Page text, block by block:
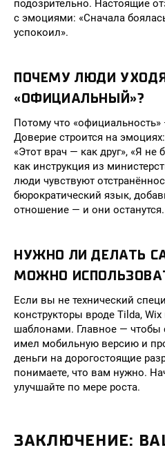
подозрительно. Настоящие
с эмоциями: «Сначала
успокоил».
ПОЧЕМУ ЛЮДИ
«ОФИЦИАЛЬНЫЙ»?
Потому что «официальность»
Доверие строится на
«Этот врач — как друг», «Я не
как инструкция из
люди чувствуют
бюрократический язык,
отношение — и они останутся.
НУЖНО ЛИ ДЕЛАТЬ
МОЖНО
Если вы не технический
конструкторы вроде Tilda,
шаблонами. Главное — чтобы
имел мобильную версию и
деньги на дорогостоящие
понимаете, что вам нужно.
улучшайте по мере роста.
ЗАКЛЮЧЕНИЕ: